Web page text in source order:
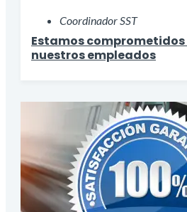
Coordinador SST
Estamos comprometidos
nuestros empleados